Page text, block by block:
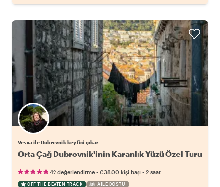
Vesna ile Dubrovnik keyfini çıkar
Orta Çağ Dubrovnik'inin Karanlık Yüzü Özel Turu
42 değerlendirme • €38.00 kişi başı • 2 saat
OFF THE BEATEN TRACK AILE DOSTU